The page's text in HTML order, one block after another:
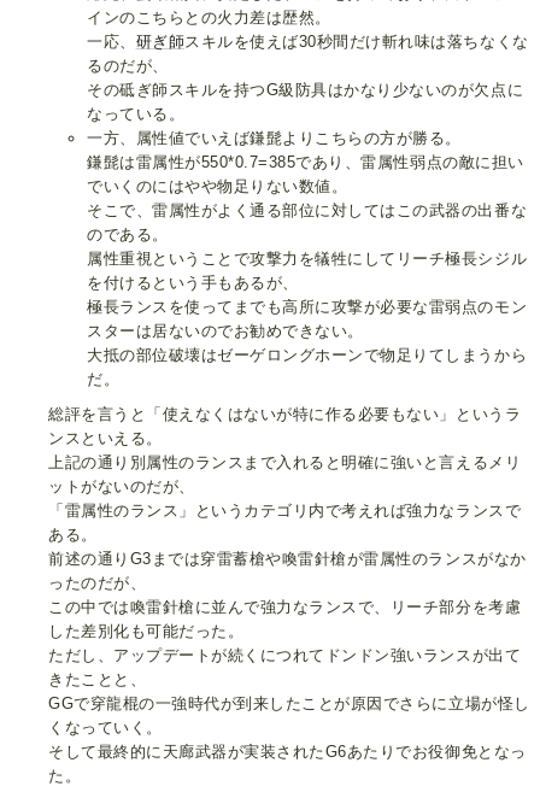
インのこちらとの火力差は歴然。
一応、 研ぎ師スキルを使えば30秒間だけ斬れ味は落ちなくな
るのだが、
その砥ぎ師スキルを持つG級防具はかなり少ないのが欠点に
なっている。
一方、属性値でいえば鎌髭よりこちらの方が勝る。
鎌髭は雷属性が550*0.7=385であり、雷属性弱点の敵に担い
でいくのにはやや物足りない数値。
そこで、雷属性がよく通る部位に対してはこの武器の出番な
のである。
属性重視ということで攻撃力を犠牲にしてリーチ極長シジル
を付けるという手もあるが、
極長ランスを使ってまでも高所に攻撃が必要な雷弱点のモン
スターは居ないのでお勧めできない。
大抵の部位破壊はゼーゲロングホーンで物足りてしまうから
だ。
総評を言うと「使えなくはないが特に作る必要もない」というラ
ンスといえる。
上記の通り別属性のランスまで入れると明確に強いと言えるメリ
ットがないのだが、
「雷属性のランス」というカテゴリ内で考えれば強力なランスで
ある。
前述の通りG3までは穿雷蓄槍や喚雷針槍が雷属性のランスがなか
ったのだが、
この中では喚雷針槍に並んで強力なランスで、リーチ部分を考慮
した差別化も可能だった。
ただし、アップデートが続くにつれてドンドン強いランスが出て
きたことと、
GGで穿龍棍の一強時代が到来したことが原因でさらに立場が怪し
くなっていく。
そして最終的に天廊武器が実装されたG6あたりでお役御免となっ
た。